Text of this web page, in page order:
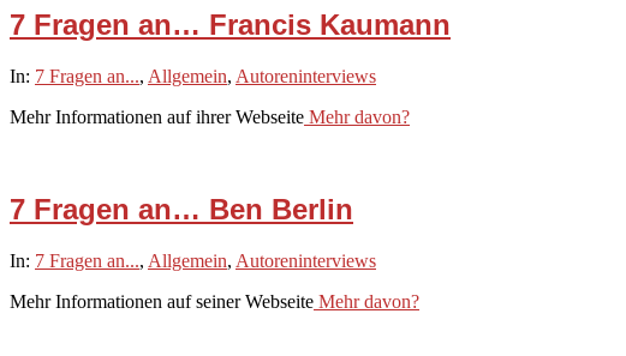
7 Fragen an… Francis Kaumann
2021-
12
In: 7 Fragen an..., Allgemein, Autoreninterviews
Mehr Informationen auf ihrer Webseite Mehr davon?
7 Fragen an… Ben Berlin
2021-
11
In: 7 Fragen an..., Allgemein, Autoreninterviews
Mehr Informationen auf seiner Webseite Mehr davon?